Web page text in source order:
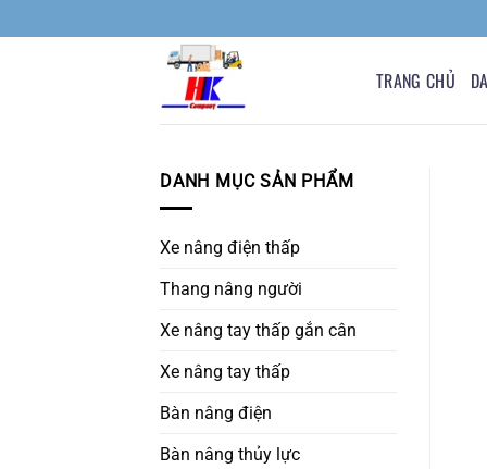
qua
TRANG CHỦ
DANH MỤC SẢN PHẨM
Xe nâng điện thấp
Thang nâng người
Xe nâng tay thấp gắn cân
Xe nâng tay thấp
Bàn nâng điện
Bàn nâng thủy lực